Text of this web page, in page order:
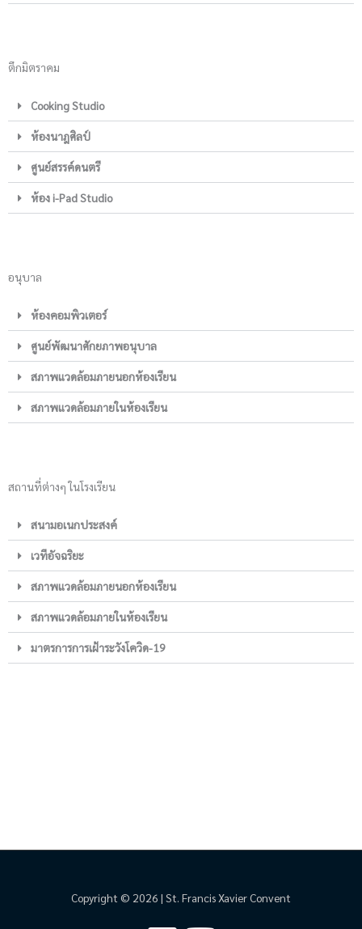
ตึกมิตราคม
Cooking Studio
ห้องนาฎศิลป์
ศูนย์สรรค์ดนตรี
ห้อง i-Pad Studio
อนุบาล
ห้องคอมพิวเตอร์
ศูนย์พัฒนาศักยภาพอนุบาล
สภาพแวดล้อมภายนอกห้องเรียน
สภาพแวดล้อมภายในห้องเรียน
สถานที่ต่างๆ ในโรงเรียน
สนามอเนกประสงค์
เวทีอัจฉริยะ
สภาพแวดล้อมภายนอกห้องเรียน
สภาพแวดล้อมภายในห้องเรียน
มาตรการการเฝ้าระวังโควิด-19
Copyright © 2026 | St. Francis Xavier Convent